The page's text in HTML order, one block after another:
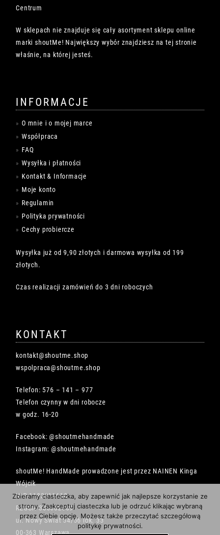
Centrum
W sklepach nie znajduje się cały asortyment sklepu online
marki shoutMe! Największy wybór znajdziesz na tej stronie
właśnie, na której jesteś.
INFORMACJE
O mnie i o mojej marce
Współpraca
FAQ
Wysyłka i płatności
Kontakt & Informacje
Moje konto
Regulamin
Polityka prywatności
Cechy probiercze
Wysyłka już od 9,90 złotych i darmowa wysyłka od 199
złotych.
Czas realizacji zamówień do 3 dni roboczych
KONTAKT
kontakt@shoutme.shop
wspolpraca@shoutme.shop
Telefon: 576 – 141 – 977
Telefon czynny w dni robocze
w godz. 16-20
Facebook: @shoutmehandmade
Instagram: @shoutmehandmade
shoutMe! HandMade prowadzone jest przez NAINEN Kinga
Wójcik
NIP 1182211618
REGON 386682569
ul. Nowy Świat 54/56 lok. 33
00-363 Warszawa
Zbieramy ciasteczka, aby zapewnić jak najlepsze korzystanie ze
strony. Zaakceptuj ciasteczka lub je odrzuć klikając wybraną
przez Ciebie opcję. Możesz także przeczytać szczegółową
politykę prywatności.